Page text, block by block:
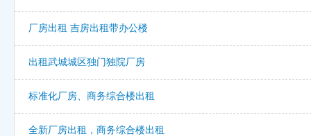
厂房出租 吉房出租带办公楼
出租武城城区独门独院厂房
标准化厂房、商务综合楼出租
全新厂房出租，商务综合楼出租